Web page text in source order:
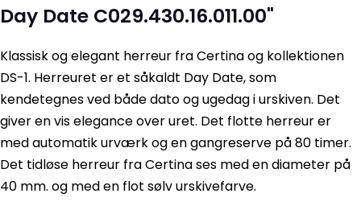
Day Date C029.430.16.011.00"
Klassisk og elegant herreur fra Certina og kollektionen
DS-1. Herreuret er et såkaldt Day Date, som
kendetegnes ved både dato og ugedag i urskiven. Det
giver en vis elegance over uret. Det flotte herreur er
med automatik urværk og en gangreserve på 80 timer.
Det tidløse herreur fra Certina ses med en diameter på
40 mm. og med en flot sølv urskivefarve.